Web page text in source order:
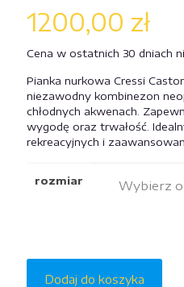
1200,00 zł
Cena w ostatnich 30 dniach
Pianka nurkowa Cressi
niezawodny kombinezon
chłodnych akwenach.
wygodę oraz trwałość.
rekreacyjnych i
rozmiar
Dodaj do koszyka